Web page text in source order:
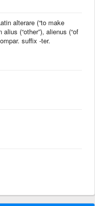
alterare (“to make
(“other”), alienus (“of
suffix -ter.